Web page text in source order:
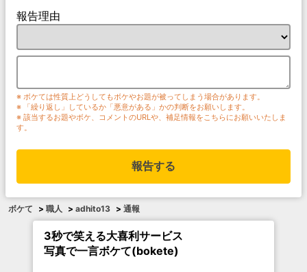
報告理由
※ ボケては性質上どうしてもボケやお題が被ってしまう場合があります。
※ 「繰り返し」しているか「悪意がある」かの判断をお願いします。
※ 該当するお題やボケ、コメントのURLや、補足情報をこちらにお願いいたしま
す。
報告する
ボケて > 職人 > adhito13 > 通報
3秒で笑える大喜利サービス
写真で一言ボケて(bokete)